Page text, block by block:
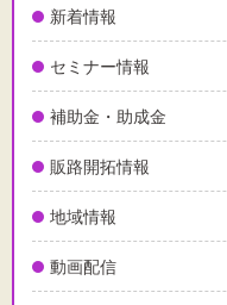
新着情報
セミナー情報
補助金・助成金
販路開拓情報
地域情報
動画配信